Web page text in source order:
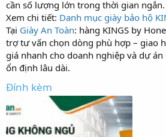
cần số lượng lớn trong thời gian ngắn.
Xem chi tiết: Danh mục giày bảo hộ
Tại Giày An Toàn: hàng KINGS by
trợ tư vấn chọn dòng phù hợp – giao
giá nhanh cho doanh nghiệp và dự
ổn định lâu dài.
Đính kèm